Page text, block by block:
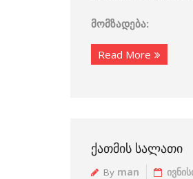
მომზადება:
Read More
ᲥᲐᲗᲛᲘᲡ ᲡᲐᲚᲐᲗᲘ
By man